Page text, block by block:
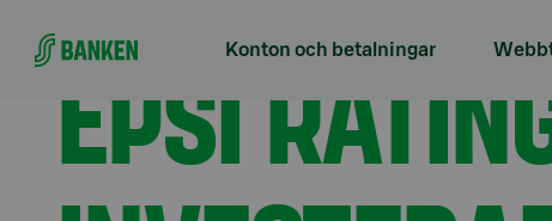
Konton och betalningar
EPSI Rating: Sparare och
EPSI